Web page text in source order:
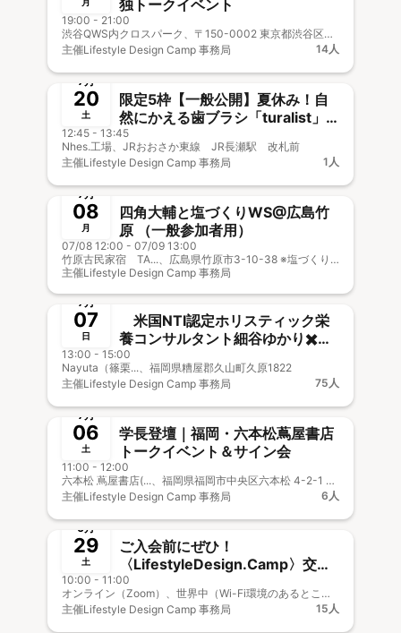
独トークイベント
19:00 - 21:00
渋谷QWS内クロスパーク、〒150-0002 東京都渋谷区渋谷２丁目 渋谷スクランブルスクエア15F
主催Lifestyle Design Camp 事務局 14人
終了
7月
20
土
限定5枠【一般公開】夏休み！自
然にかえる歯ブラシ「turalist」
の工場見学に行こう！！
12:45 - 13:45
Nhes.工場、JRおおさか東線 JR長瀬駅 改札前
主催Lifestyle Design Camp 事務局 1人
終了
7月
08
月
四角大輔と塩づくりWS@広島竹
原 （一般参加者用）
07/08 12:00 - 07/09 13:00
竹原古民家宿 TA...、広島県竹原市3-10-38 ※塩づくりは別の場所で行います。
主催Lifestyle Design Camp 事務局
終了
7月
07
日
米国NTI認定ホリスティック栄
養コンサルタント細谷ゆかり✖️四
角大輔トークイベント
13:00 - 15:00
Nayuta（篠栗...、福岡県糟屋郡久山町久原1822
主催Lifestyle Design Camp 事務局 75人
終了
7月
06
土
学長登壇｜福岡・六本松蔦屋書店
トークイベント＆サイン会
11:00 - 12:00
六本松 蔦屋書店(...、福岡県福岡市中央区六本松 4-2-1 六本松４２１ 2F
主催Lifestyle Design Camp 事務局 6人
終了
6月
29
土
ご入会前にぜひ！
〈LifestyleDesign.Camp〉交流
体験イベント＃3
10:00 - 11:00
オンライン（Zoom）、世界中（Wi-Fi環境のあるところ）
主催Lifestyle Design Camp 事務局 15人
終了